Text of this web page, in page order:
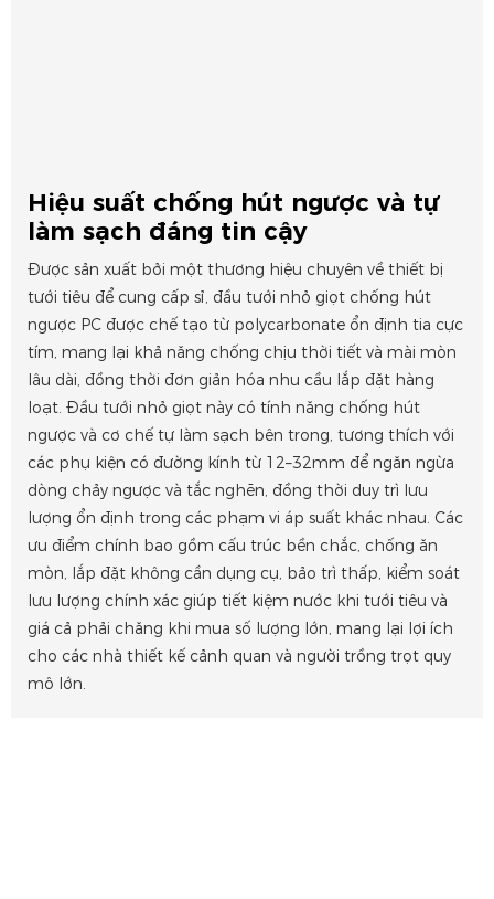
Hiệu suất chống hút ngược và tự
làm sạch đáng tin cậy
Được sản xuất bởi một thương hiệu chuyên về thiết bị
tưới tiêu để cung cấp sỉ, đầu tưới nhỏ giọt chống hút
ngược PC được chế tạo từ polycarbonate ổn định tia cực
tím, mang lại khả năng chống chịu thời tiết và mài mòn
lâu dài, đồng thời đơn giản hóa nhu cầu lắp đặt hàng
loạt. Đầu tưới nhỏ giọt này có tính năng chống hút
ngược và cơ chế tự làm sạch bên trong, tương thích với
các phụ kiện có đường kính từ 12–32mm để ngăn ngừa
dòng chảy ngược và tắc nghẽn, đồng thời duy trì lưu
lượng ổn định trong các phạm vi áp suất khác nhau. Các
ưu điểm chính bao gồm cấu trúc bền chắc, chống ăn
mòn, lắp đặt không cần dụng cụ, bảo trì thấp, kiểm soát
lưu lượng chính xác giúp tiết kiệm nước khi tưới tiêu và
giá cả phải chăng khi mua số lượng lớn, mang lại lợi ích
cho các nhà thiết kế cảnh quan và người trồng trọt quy
mô lớn.